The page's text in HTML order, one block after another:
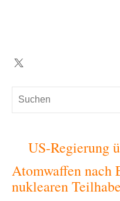
Suchen
Twitter
US-Regierung
Atomwaffen nach
nuklearen